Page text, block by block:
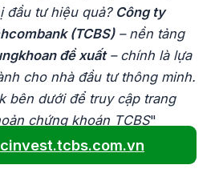
đầu tư hiệu quả? Công ty
(TCBS)– nền tảng
đề xuất– chính là lựa
cho nhà đầu tư thông minh.
bên dưới để truy cập trang
chứng khoán TCBS"